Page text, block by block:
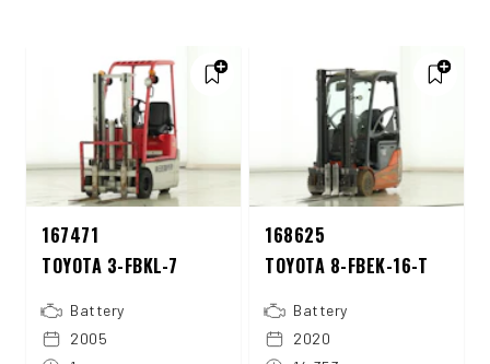
167471
TOYOTA 3-FBKL-7
Battery
2005
168625
TOYOTA 8-FBEK-16-T
Battery
2020